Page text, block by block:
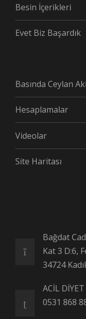
Besin İçerikleri
Evet Biz Başardık
Basında Ceylan
Hesaplamalar
Videolar
Site Haritası
Bağdat
Kat 3 D:6,
34724
ACİL
0531 868